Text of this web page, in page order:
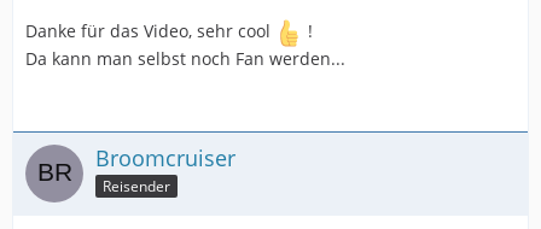
Danke für das Video, sehr cool
!
Da kann man selbst noch Fan werden...
Broomcruiser
Reisender